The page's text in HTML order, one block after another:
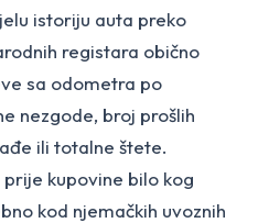
istoriju auta preko
registara obično
sa odometra po
nezgode, broj prošlih
ili totalne štete.
kupovine bilo kog
kod njemačkih uvoznih